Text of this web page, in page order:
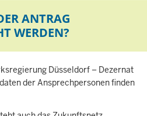
ANTRAG
WERDEN?
Düsseldorf – Dezernat
der Ansprechpersonen finden